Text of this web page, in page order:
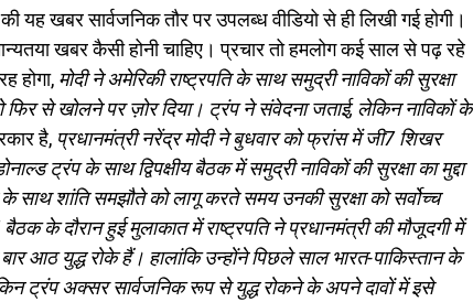
यह खबर सार्वजनिक तौर पर उपलब्ध वीडियो से ही लिखी गई होगी।
खबर कैसी होनी चाहिए। प्रचार तो हमलोग कई साल से पढ़ रहे
होगा, मोदी ने अमेरिकी राष्ट्रपति के साथ समुद्री नाविकों की सुरक्षा
फिर से खोलने पर ज़ोर दिया। ट्रंप ने संवेदना जताई, लेकिन नाविकों के
है, प्रधानमंत्री नरेंद्र मोदी ने बुधवार को फ्रांस में जी7 शिखर
ट्रंप के साथ द्विपक्षीय बैठक में समुद्री नाविकों की सुरक्षा का मुद्दा
के साथ शांति समझौते को लागू करते समय उनकी सुरक्षा को सर्वोच्च
के दौरान हुई मुलाकात में राष्ट्रपति ने प्रधानमंत्री की मौजूदगी में
आठ युद्ध रोके हैं। हालांकि उन्होंने पिछले साल भारत-पाकिस्तान के
ट्रंप अक्सर सार्वजनिक रूप से युद्ध रोकने के अपने दावों में इसे